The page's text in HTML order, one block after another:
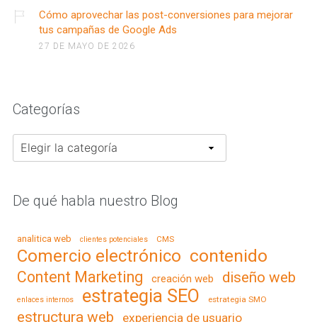
Cómo aprovechar las post-conversiones para mejorar
tus campañas de Google Ads
27 DE MAYO DE 2026
Categorías
Categorías
De qué habla nuestro Blog
analitica web clientes potenciales CMS
Comercio electrónico contenido
Content Marketing creación web diseño web
enlaces internos estrategia SEO estrategia SMO
estructura web experiencia de usuario